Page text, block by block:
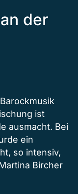
der
ist
ausmacht. Bei
ein
so intensiv,
Bircher